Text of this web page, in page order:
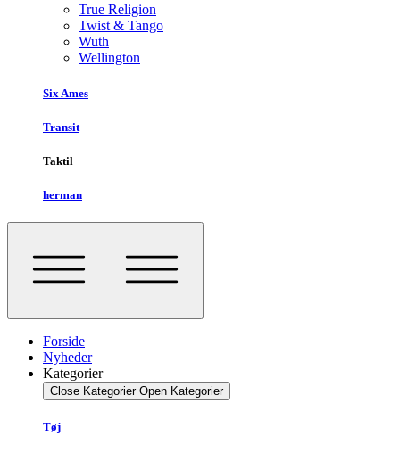
True Religion
Twist & Tango
Wuth
Wellington
Six Ames
Transit
Taktil
herman
Forside
Nyheder
Kategorier
Close Kategorier Open Kategorier
Tøj